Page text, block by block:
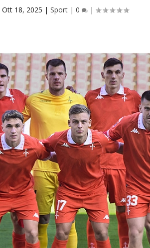
Ott 18, 2025 | Sport| 0 |